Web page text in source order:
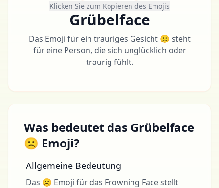
Klicken Sie zum Kopieren des Emojis
Grübelface
Das Emoji für ein trauriges Gesicht ☹ steht
für eine Person, die sich unglücklich oder
traurig fühlt.
Was bedeutet das Grübelface
☹ Emoji?
Allgemeine Bedeutung
Das ☹ Emoji für das Frowning Face stellt